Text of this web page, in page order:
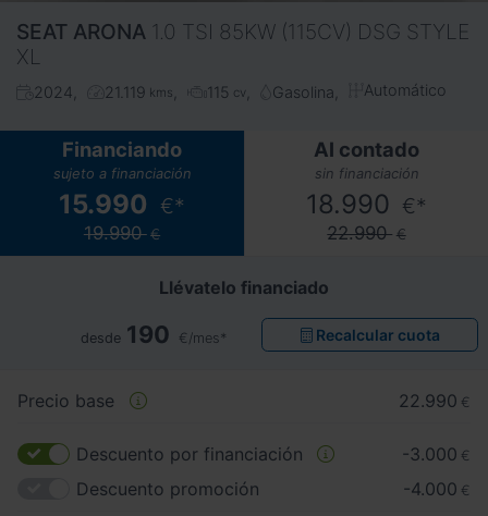
SEAT ARONA 1.0 TSI 85KW (115CV) DSG STYLE
XL
2024 21.119 kms 115 cv Gasolina Automático
Financiando
sujeto a financiación
15.990 €*
19.990 €
Al contado
sin financiación
18.990 €*
22.990 €
Llévatelo financiado
desde 190 €/mes* Recalcular cuota
Precio base 22.990 €
Descuento por financiación -3.000 €
Descuento promoción -4.000 €